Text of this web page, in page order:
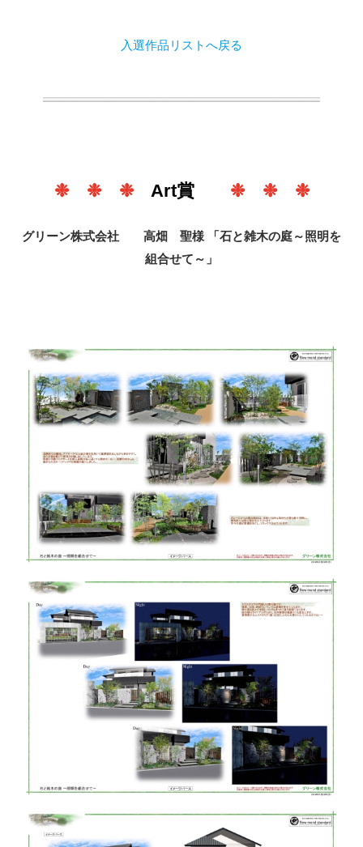
入選作品リストへ戻る
❉ ❉ ❉ Art賞❉ ❉ ❉
グリーン株式会社 高畑 聖様 「石と雑木の庭～照明を
組合せて～」